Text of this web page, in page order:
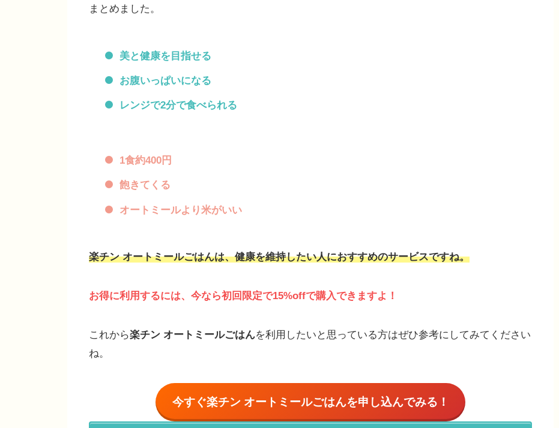
まとめました。
美と健康を目指せる
お腹いっぱいになる
レンジで2分で食べられる
1食約400円
飽きてくる
オートミールより米がいい
楽チン オートミールごはんは、健康を維持したい人におすすめのサービスですね。
お得に利用するには、今なら初回限定で15%offで購入できますよ！
これから楽チン オートミールごはんを利用したいと思っている方はぜひ参考にしてみてください
ね。
今すぐ楽チン オートミールごはんを申し込んでみる！